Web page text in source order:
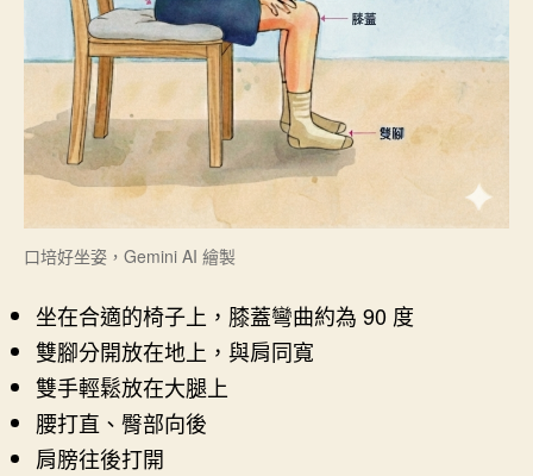
口培好坐姿，Gemini AI 繪製
坐在合適的椅子上，膝蓋彎曲約為 90 度
雙腳分開放在地上，與肩同寬
雙手輕鬆放在大腿上
腰打直、臀部向後
肩膀往後打開